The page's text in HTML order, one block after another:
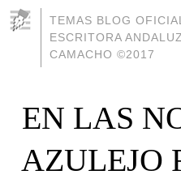
TEMAS BLOG
ESCRITORA
CAMACHO ©2017
EN LAS
AZULEJO